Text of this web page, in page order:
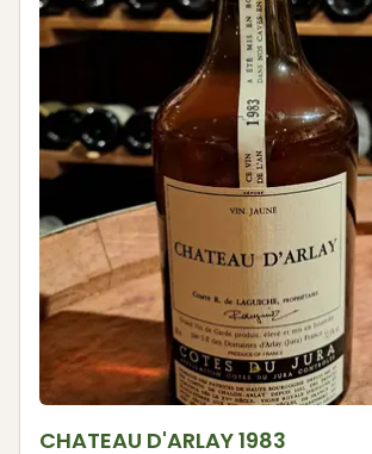
CHATEAU D'ARLAY 1983